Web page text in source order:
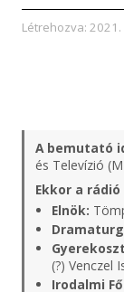
Létrehozva: 2021.
A bemutató
és Televízió
Ekkor a
Elnök:
(?) Venczel
Irodalmi